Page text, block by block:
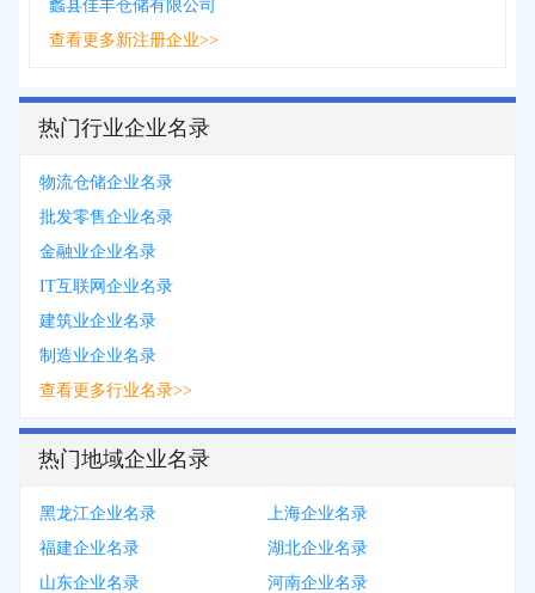
蠡县佳丰仓储有限公司
查看更多新注册企业>>
热门行业企业名录
物流仓储企业名录
批发零售企业名录
金融业企业名录
IT互联网企业名录
建筑业企业名录
制造业企业名录
查看更多行业名录>>
热门地域企业名录
黑龙江企业名录
上海企业名录
福建企业名录
湖北企业名录
山东企业名录
河南企业名录